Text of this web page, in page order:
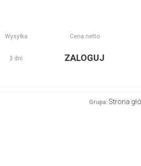
Wysyłka Cena netto
3 dni ZALOGUJ
Grupa: Strona